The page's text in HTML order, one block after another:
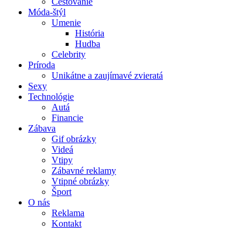
Móda-štýl
Umenie
História
Hudba
Celebrity
Príroda
Unikátne a zaujímavé zvieratá
Sexy
Technológie
Autá
Financie
Zábava
Gif obrázky
Videá
Vtipy
Zábavné reklamy
Vtipné obrázky
Šport
O nás
Reklama
Kontakt